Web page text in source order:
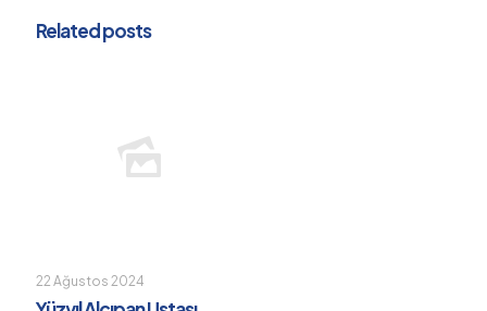
Related posts
22 Ağustos 2024